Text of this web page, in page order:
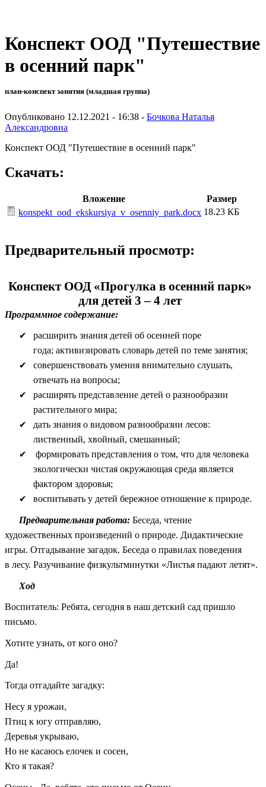
Конспект ООД "Путешествие
в осенний парк"
план-конспект занятия (младшая группа)
Опубликовано 12.12.2021 - 16:38 - Бочкова Наталья
Александровна
Конспект ООД "Путешествие в осенний парк"
Скачать:
Вложение
Размер
konspekt_ood_ekskursiya_v_osenniy_park.docx 18.23 КБ
Предварительный просмотр:
Конспект ООД «Прогулка в осенний парк»
для детей 3 – 4 лет
Программное содержание:
расширить знания детей об осенней поре
года; активизировать словарь детей по теме занятия;
совершенствовать умения внимательно слушать,
отвечать на вопросы;
расширять представление детей о разнообразии
растительного мира;
дать знания о видовом разнообразии лесов:
лиственный, хвойный, смешанный;
формировать представления о том, что для человека
экологически чистая окружающая среда является
фактором здоровья;
воспитывать у детей бережное отношение к природе.
Предварительная работа: Беседа, чтение
художественных произведений о природе. Дидактические
игры. Отгадывание загадок. Беседа о правилах поведения
в лесу. Разучивание физкультминутки «Листья падают летят».
Ход
Воспитатель: Ребята, сегодня в наш детский сад пришло
письмо.
Хотите узнать, от кого оно?
Да!
Тогда отгадайте загадку:
Несу я урожаи,
Птиц к югу отправляю,
Деревья укрываю,
Но не касаюсь елочек и сосен,
Кто я такая?